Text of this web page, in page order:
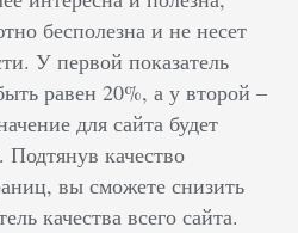
бесполезна и не несет
У первой показатель
равен 20%, а у второй –
для сайта будет
Подтянув качество
вы сможете снизить
качества всего сайта.